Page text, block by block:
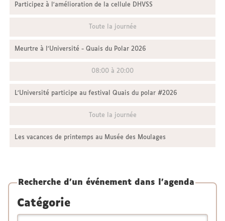
Participez à l'amélioration de la cellule DHVSS
Toute la journée
Meurtre à l'Université - Quais du Polar 2026
08:00 à 20:00
L'Université participe au festival Quais du polar #2026
Toute la journée
Les vacances de printemps au Musée des Moulages
Recherche d'un événement dans l'agenda
Catégorie